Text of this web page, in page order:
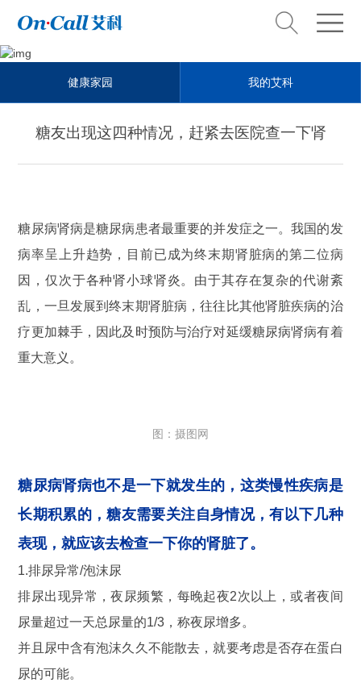
Health steward
健康管家
健康家园 我的艾科
糖友出现这四种情况，赶紧去医院查一下肾
糖尿病肾病是糖尿病患者最重要的并发症之一。我国的发
病率呈上升趋势，目前已成为终末期肾脏病的第二位病
因，仅次于各种肾小球肾炎。由于其存在复杂的代谢紊
乱，一旦发展到终末期肾脏病，往往比其他肾脏疾病的治
疗更加棘手，因此及时预防与治疗对延缓糖尿病肾病有着
重大意义。
图：摄图网
糖尿病肾病也不是一下就发生的，这类慢性疾病是
长期积累的，糖友需要关注自身情况，有以下几种
表现，就应该去检查一下你的肾脏了。
1.排尿异常/泡沫尿
排尿出现异常，夜尿频繁，每晚起夜2次以上，或者夜间
尿量超过一天总尿量的1/3，称夜尿增多。
并且尿中含有泡沫久久不能散去，就要考虑是否存在蛋白
尿的可能。